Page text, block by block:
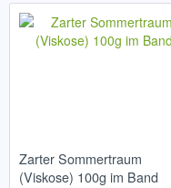
Zarter Sommertraum
(Viskose) 100g im Band